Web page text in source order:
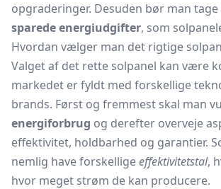
opgraderinger. Desuden bør man
sparede energiudgifter, som
Hvordan vælger man det rigtige
Valget af det rette solpanel kan være
markedet er fyldt med forskellige
brands. Først og fremmest skal man
energiforbrug og derefter overveje
effektivitet, holdbarhed og garantier.
nemlig have forskelligeeffektivitetstal,
hvor meget strøm de kan producere.